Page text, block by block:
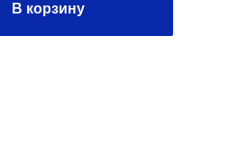
В корзину